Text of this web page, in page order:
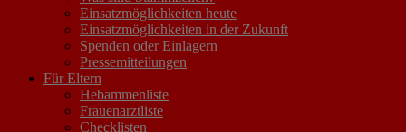
Einsatzmöglichkeiten heute
Einsatzmöglichkeiten in der Zukunft
Spenden oder Einlagern
Pressemitteilungen
Für Eltern
Hebammenliste
Frauenarztliste
Checklisten